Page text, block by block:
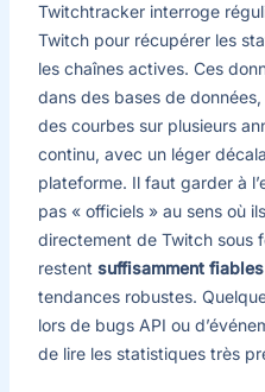
Twitchtracker interroge
Twitch pour récupérer les
les chaînes actives. Ces
dans des bases de
des courbes sur plusieurs
continu, avec un léger
plateforme. Il faut garder à
pas « officiels » au sens où
directement de Twitch sous
restent suffisamment fiables
tendances robustes.
lors de bugs API ou
de lire les statistiques très